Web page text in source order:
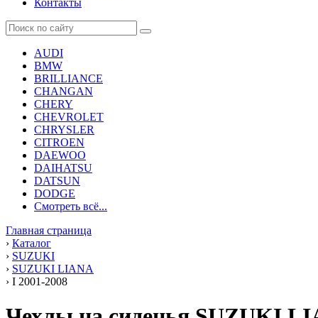
Контакты
AUDI
BMW
BRILLIANCE
CHANGAN
CHERY
CHEVROLET
CHRYSLER
CITROEN
DAEWOO
DAIHATSU
DATSUN
DODGE
Смотреть всё...
Главная страница
› Каталог
› SUZUKI
› SUZUKI LIANA
› I 2001-2008